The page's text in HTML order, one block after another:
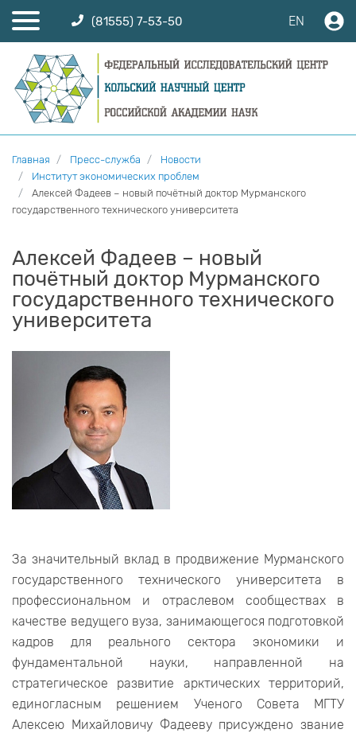
(81555) 7-53-50 EN
Главная Пресс-служба
Новости
Институт экономических проблем
Алексей Фадеев – новый почётный доктор Мурманского
государственного технического университета
Алексей Фадеев – новый
почётный доктор Мурманского
государственного технического
университета
За значительный вклад в продвижение Мурманского
государственного технического университета в
профессиональном и отраслевом сообществах в
качестве ведущего вуза, занимающегося подготовкой
кадров для реального сектора экономики и
фундаментальной науки, направленной на
стратегическое развитие арктических территорий,
единогласным решением Ученого Совета МГТУ
Алексею Михайловичу Фадееву присуждено звание